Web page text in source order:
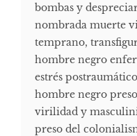
bombas y
nombrada muerte
temprano,
hombre negro
estrés
hombre negro
virilidad y
preso del